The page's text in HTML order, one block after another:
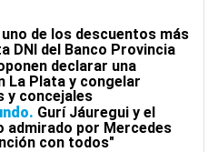
uno de los descuentos más
DNI del Banco Provincia
declarar una
La Plata y congelar
y concejales
Gurí Jáuregui y el
admirado por Mercedes
con todos"